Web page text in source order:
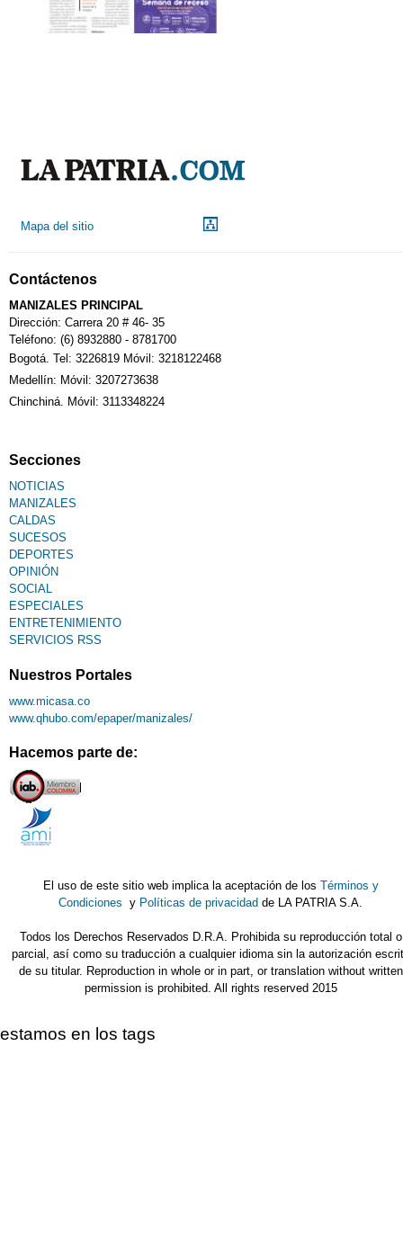
Mapa del sitio
Contáctenos
MANIZALES PRINCIPAL
Dirección: Carrera 20 # 46- 35
Teléfono: (6) 8932880 - 8781700
Bogotá. Tel: 3226819 Móvil: 3218122468
Medellín: Móvil: 3207273638
Chinchiná. Móvil: 3113348224
Secciones
NOTICIAS
MANIZALES
CALDAS
SUCESOS
DEPORTES
OPINIÓN
SOCIAL
ESPECIALES
ENTRETENIMIENTO
SERVICIOS RSS
Nuestros Portales
www.micasa.co
www.qhubo.com/epaper/manizales/
Hacemos parte de:
El uso de este sitio web implica la aceptación de los Términos y
Condiciones y Políticas de privacidad de LA PATRIA S.A.
Todos los Derechos Reservados D.R.A. Prohibida su reproducción total o
parcial, así como su traducción a cualquier idioma sin la autorización
de su titular. Reproduction in whole or in part, or translation without written
permission is prohibited. All rights reserved 2015
estamos en los tags